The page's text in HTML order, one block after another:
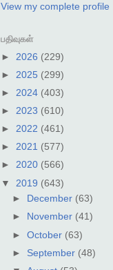
View my complete profile
பதிவுகள்
► 2026 (229)
► 2025 (299)
► 2024 (403)
► 2023 (610)
► 2022 (461)
► 2021 (577)
► 2020 (566)
▼ 2019 (643)
►
December (63)
►
November (41)
► October (63)
► September (48)